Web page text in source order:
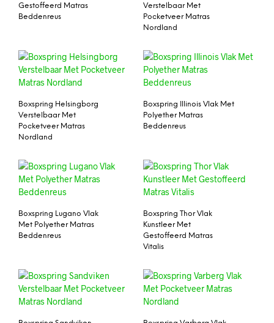
Gestoffeerd Matras
Beddenreus
Verstelbaar Met
Pocketveer Matras
Nordland
Boxspring Helsingborg
Verstelbaar Met
Pocketveer Matras
Nordland
Boxspring Illinois Vlak Met
Polyether Matras
Beddenreus
Boxspring Lugano Vlak
Met Polyether Matras
Beddenreus
Boxspring Thor Vlak
Kunstleer Met
Gestoffeerd Matras
Vitalis